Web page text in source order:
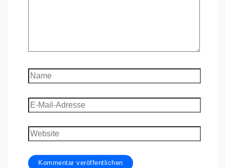
Name
E-
Mail-
Adresse
Website